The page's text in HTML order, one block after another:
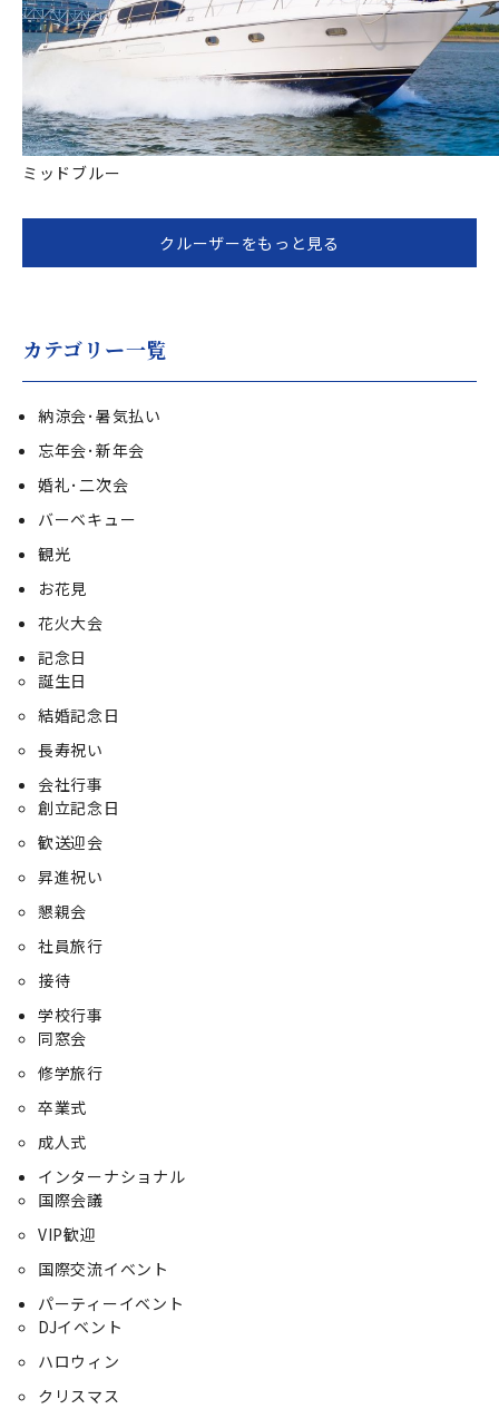
ミッドブルー
クルーザーをもっと見る
カテゴリー一覧
納涼会･暑気払い
忘年会･新年会
婚礼･二次会
バーベキュー
観光
お花見
花火大会
記念日
誕生日
結婚記念日
長寿祝い
会社行事
創立記念日
歓送迎会
昇進祝い
懇親会
社員旅行
接待
学校行事
同窓会
修学旅行
卒業式
成人式
インターナショナル
国際会議
VIP歓迎
国際交流イベント
パーティーイベント
DJイベント
ハロウィン
クリスマス